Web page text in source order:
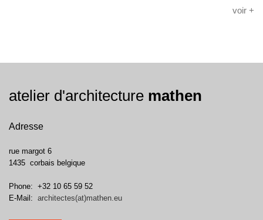
voir +
atelier d'architecture mathen
Adresse
rue margot 6
1435 corbais belgique
Phone: +32 10 65 59 52
E-Mail: architectes(at)mathen.eu